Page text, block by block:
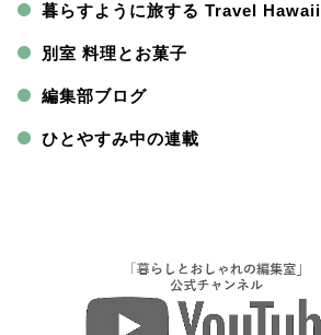
暮らすように旅する Travel Hawaii
別室 料理とお菓子
編集部ブログ
ひとやすみ中の連載